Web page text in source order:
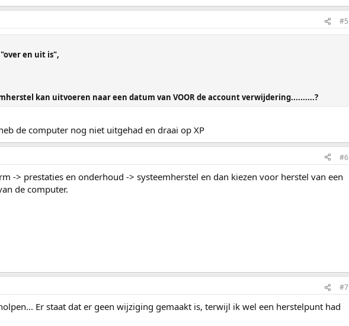
#5
en uit is",
kan uitvoeren naar een datum van VOOR de account verwijdering..........?
de computer nog niet uitgehad en draai op XP
#6
-> prestaties en onderhoud -> systeemherstel en dan kiezen voor herstel van een
de computer.
#7
Er staat dat er geen wijziging gemaakt is, terwijl ik wel een herstelpunt had